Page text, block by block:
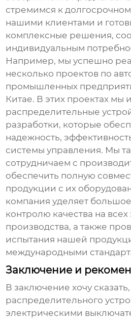
стремимся к
нашими клиентами и
комплексные решения,
индивидуальным
Например, мы успешно
несколько проектов по
промышленных
Китае. В этих проектах мы
распределительные
разработки, которые
надежность,
системы управления. Мы
сотрудничаем с
обеспечить полную
продукции с их
компания уделяет
контролю качества на всех
производства, а также
испытания нашей
международными
Заключение и
В заключение хочу
распределительного
электрическими